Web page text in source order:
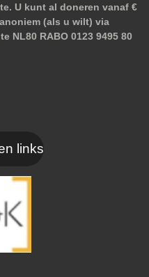
U kunt al doneren vanaf €
(als u wilt) via
NL80 RABO 0123 9495 80
links